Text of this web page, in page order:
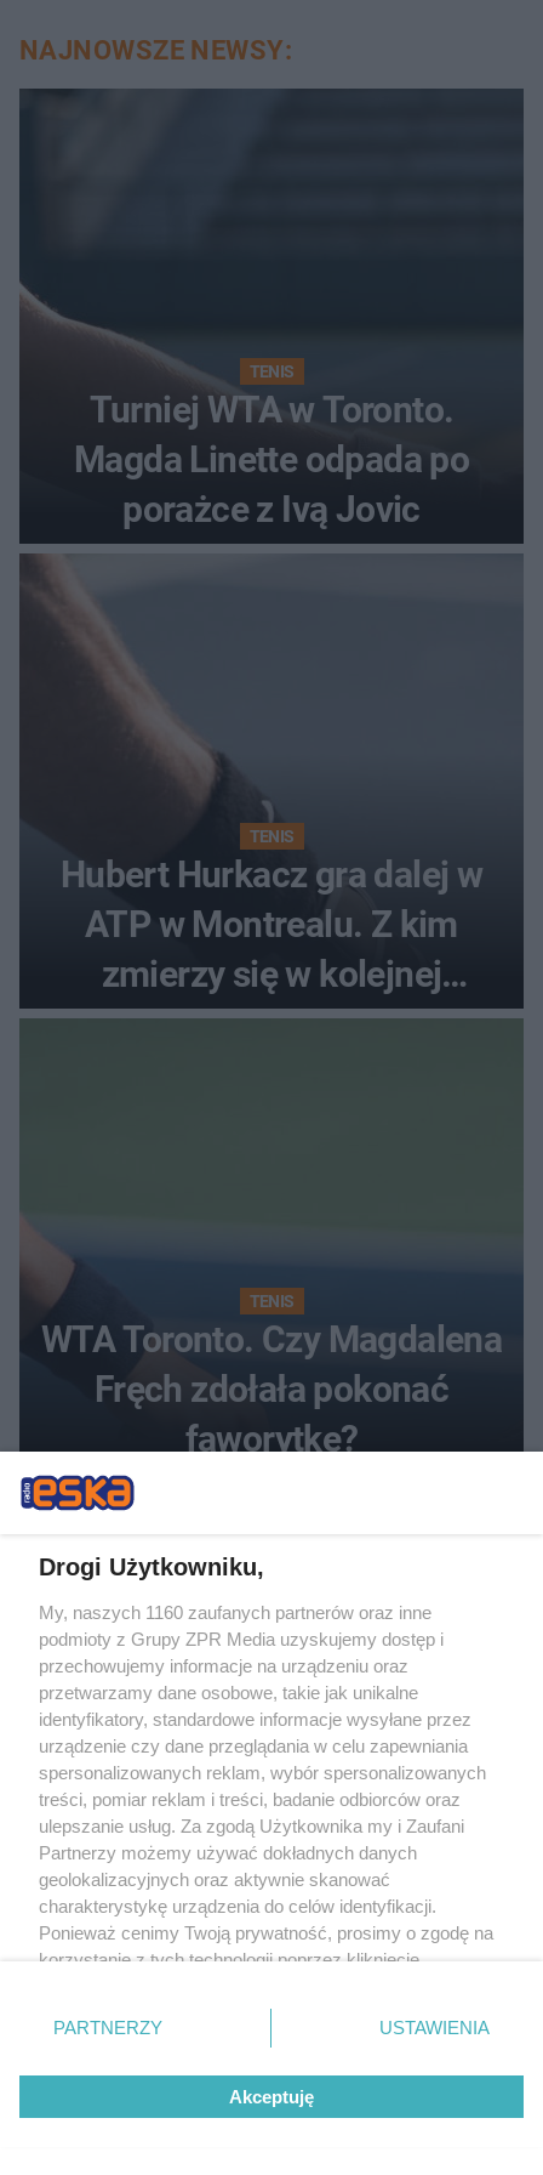
NAJNOWSZE NEWSY:
TENIS
Turniej WTA w Toronto.
Magda Linette odpada po
porażce z Ivą Jovic
TENIS
Hubert Hurkacz gra dalej w
ATP w Montrealu. Z kim
zmierzy się w kolejnej
rundzie?
TENIS
WTA Toronto. Czy Magdalena
Fręch zdołała pokonać
faworytkę?
SKOKI DO WODY
ME w skokach do wody. Rzeszutek
traci mistrzowski tytuł
Drogi Użytkowniku,
My, naszych 1160 zaufanych partnerów oraz inne
podmioty z Grupy ZPR Media uzyskujemy dostęp i
przechowujemy informacje na urządzeniu oraz
przetwarzamy dane osobowe, takie jak unikalne
identyfikatory, standardowe informacje wysyłane przez
urządzenie czy dane przeglądania w celu zapewniania
spersonalizowanych reklam, wybór spersonalizowanych
treści, pomiar reklam i treści, badanie odbiorców oraz
ulepszanie usług. Za zgodą Użytkownika my i Zaufani
Partnerzy możemy używać dokładnych danych
geolokalizacyjnych oraz aktywnie skanować
charakterystykę urządzenia do celów identyfikacji.
Ponieważ cenimy Twoją prywatność, prosimy o zgodę na
korzystanie z tych technologii poprzez kliknięcie
zmienić/wycofać klikając przycisk ustawień prywatności
znajdujący się w lewym dolnym rogu strony
rodzaje przetwarzania danych nie wymagają zgody
użytkownika, ale masz prawo sprzeciwić się takiemu
przetwarzaniu. Preferencje będą miały zastosowanie tylko
PARTNERZY USTAWIENIA
Akceptuję